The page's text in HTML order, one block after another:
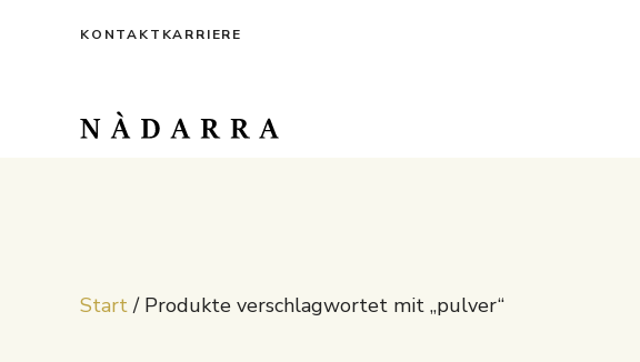
KONTAKT KARRIERE
Start/ Produkte verschlagwortet mit „pulver“